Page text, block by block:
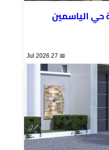
حي الياسمين
📅 27 Jul 2026